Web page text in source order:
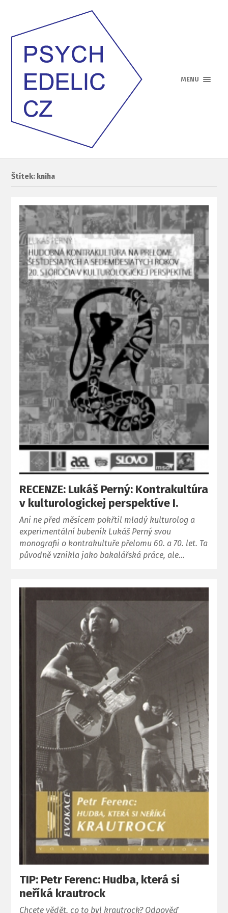
MENU
Štítek: kniha
RECENZE: Lukáš Perný: Kontrakultúra
v kulturologickej perspektíve I.
Ani ne před měsícem pokřtil mladý kulturolog a
experimentální bubeník Lukáš Perný svou
monografii o kontrakultuře přelomu 60. a 70. let. Ta
původně vznikla jako bakalářská práce, ale…
TIP: Petr Ferenc: Hudba, která si
neříká krautrock
Chcete vědět, co to byl krautrock? Odpověď